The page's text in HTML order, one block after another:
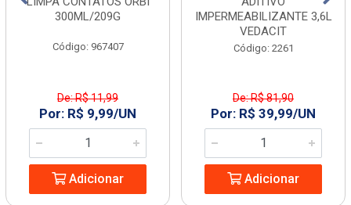
300ML/209G
Código: 967407
De: R$ 11,99
Por: R$ 9,99/UN
Adicionar
IMPERMEABILIZANTE 3,6L
VEDACIT
Código: 2261
De: R$ 81,90
Por: R$ 39,99/UN
Adicionar